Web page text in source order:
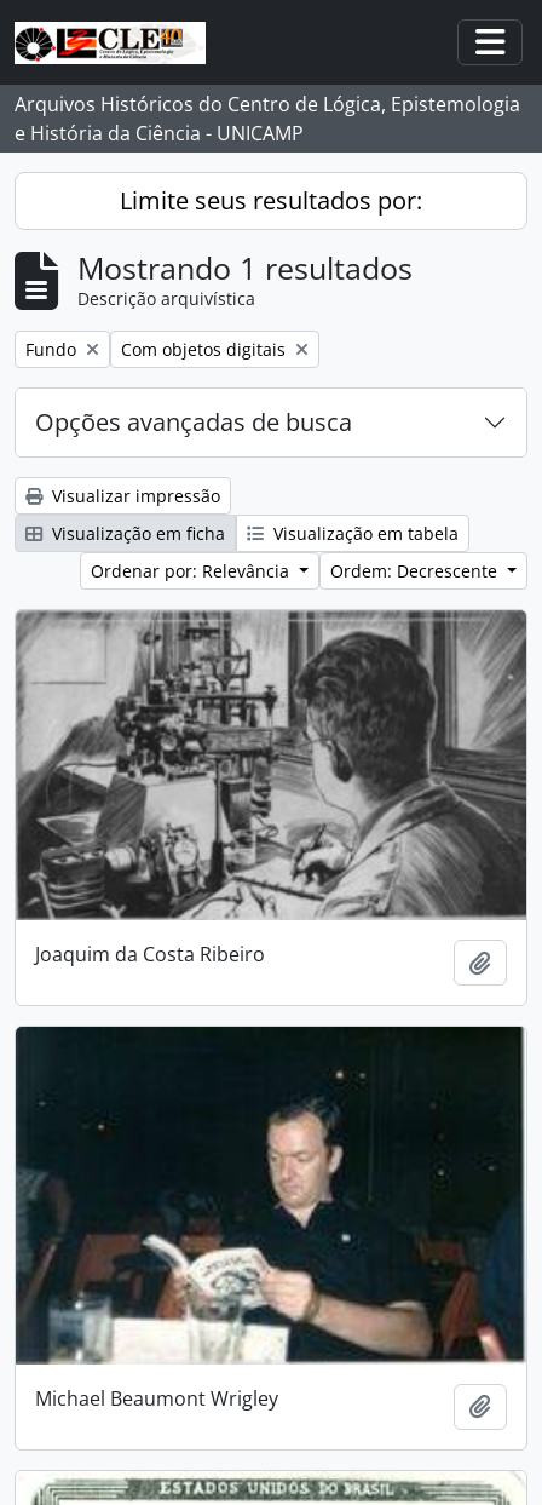
Skip to main content
Arquivos Históricos do Centro de Lógica, Epistemologia
e História da Ciência - UNICAMP
Limite seus resultados por:
Mostrando 1 resultados
Descrição arquivística
Remover filtro:
Fundo Remover filtro:
Com objetos digitais
Opções avançadas de busca
Visualizar impressão
Visualização em ficha
Visualização em tabela
Ordenar por: Relevância
Ordem: Decrescente
Joaquim da Costa Ribeiro
Michael Beaumont Wrigley